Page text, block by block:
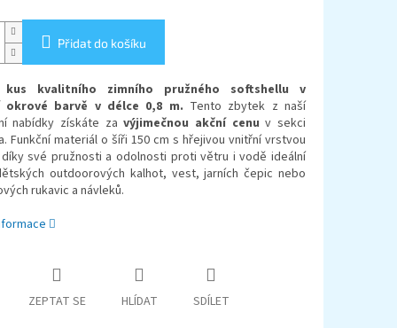
Přidat do košíku
kus kvalitního zimního pružného softshellu v
okrové barvě v délce 0,8 m. Tento zbytek z naší
nabídky získáte zavýjimečnou akční cenu v sekci
Funkční materiál o šíři 150 cm s hřejivou vnitřní vrstvou
své pružnosti a odolnosti proti větru i vodě ideální
outdoorových kalhot, vest, jarních čepic nebo
rukavic a návleků.
ZEPTAT SE HLÍDAT SDÍLET